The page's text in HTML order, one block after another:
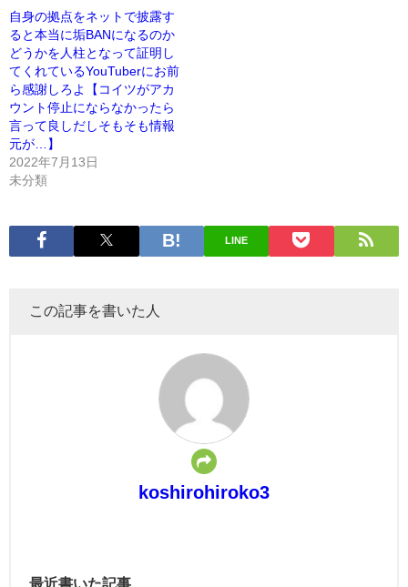
自身の拠点をネットで披露す
ると本当に垢BANになるのか
どうかを人柱となって証明し
てくれているYouTuberにお前
ら感謝しろよ【コイツがアカ
ウント停止にならなかったら
言って良しだしそもそも情報
元が…】
2022年7月13日
未分類
LINE
この記事を書いた人
koshirohiroko3
最近書いた記事